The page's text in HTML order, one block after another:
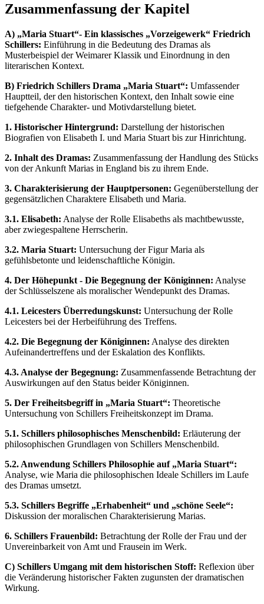
Zusammenfassung der Kapitel
A) „Maria Stuart“- Ein klassisches „Vorzeigewerk“ Friedrich
Schillers: Einführung in die Bedeutung des Dramas als
Musterbeispiel der Weimarer Klassik und Einordnung in den
literarischen Kontext.
B) Friedrich Schillers Drama „Maria Stuart“: Umfassender
Hauptteil, der den historischen Kontext, den Inhalt sowie eine
tiefgehende Charakter- und Motivdarstellung bietet.
1. Historischer Hintergrund: Darstellung der historischen
Biografien von Elisabeth I. und Maria Stuart bis zur Hinrichtung.
2. Inhalt des Dramas: Zusammenfassung der Handlung des Stücks
von der Ankunft Marias in England bis zu ihrem Ende.
3. Charakterisierung der Hauptpersonen: Gegenüberstellung der
gegensätzlichen Charaktere Elisabeth und Maria.
3.1. Elisabeth: Analyse der Rolle Elisabeths als machtbewusste,
aber zwiegespaltene Herrscherin.
3.2. Maria Stuart: Untersuchung der Figur Maria als
gefühlsbetonte und leidenschaftliche Königin.
4. Der Höhepunkt - Die Begegnung der Königinnen: Analyse
der Schlüsselszene als moralischer Wendepunkt des Dramas.
4.1. Leicesters Überredungskunst: Untersuchung der Rolle
Leicesters bei der Herbeiführung des Treffens.
4.2. Die Begegnung der Königinnen: Analyse des direkten
Aufeinandertreffens und der Eskalation des Konflikts.
4.3. Analyse der Begegnung: Zusammenfassende Betrachtung der
Auswirkungen auf den Status beider Königinnen.
5. Der Freiheitsbegriff in „Maria Stuart“: Theoretische
Untersuchung von Schillers Freiheitskonzept im Drama.
5.1. Schillers philosophisches Menschenbild: Erläuterung der
philosophischen Grundlagen von Schillers Menschenbild.
5.2. Anwendung Schillers Philosophie auf „Maria Stuart“:
Analyse, wie Maria die philosophischen Ideale Schillers im Laufe
des Dramas umsetzt.
5.3. Schillers Begriffe „Erhabenheit“ und „schöne Seele“:
Diskussion der moralischen Charakterisierung Marias.
6. Schillers Frauenbild: Betrachtung der Rolle der Frau und der
Unvereinbarkeit von Amt und Frausein im Werk.
C) Schillers Umgang mit dem historischen Stoff: Reflexion über
die Veränderung historischer Fakten zugunsten der dramatischen
Wirkung.